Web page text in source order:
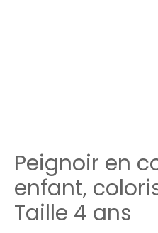
Peignoir en
enfant,
Taille 4 ans